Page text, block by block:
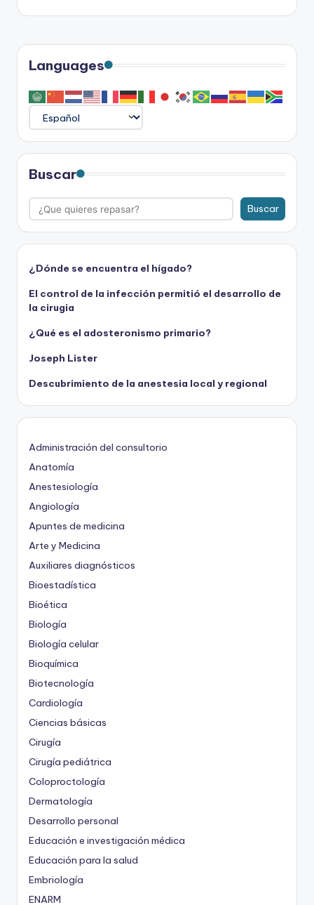
entradas
Languages
Buscar
Buscar
¿Dónde se encuentra el hígado?
El control de la infección permitió el desarrollo de
la cirugia
¿Qué es el adosteronismo primario?
Joseph Lister
Descubrimiento de la anestesia local y regional
Administración del consultorio
Anatomía
Anestesiología
Angiología
Apuntes de medicina
Arte y Medicina
Auxiliares diagnósticos
Bioestadística
Bioética
Biología
Biología celular
Bioquímica
Biotecnología
Cardiología
Ciencias básicas
Cirugía
Cirugía pediátrica
Coloproctología
Dermatología
Desarrollo personal
Educación e investigación médica
Educación para la salud
Embriología
ENARM